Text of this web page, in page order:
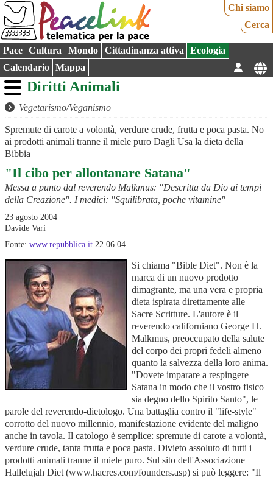
Chi siamo
Cerca
Pace Cultura Mondo Cittadinanza attiva
Ecologia
Calendario
Mappa
Diritti Animali
Vegetarismo/Veganismo
Spremute di carote a volontà, verdure crude, frutta e poca pasta. No
ai prodotti animali tranne il miele puro Dagli Usa la dieta della
Bibbia
"Il cibo per allontanare Satana"
Messa a punto dal reverendo Malkmus: "Descritta da Dio ai tempi
della Creazione". I medici: "Squilibrata, poche vitamine"
23 agosto 2004
Davide Varì
Fonte: www.repubblica.it 22.06.04
Si chiama "Bible Diet". Non è la
marca di un nuovo prodotto
dimagrante, ma una vera e propria
dieta ispirata direttamente alle
Sacre Scritture. L'autore è il
reverendo californiano George H.
Malkmus, preoccupato della salute
del corpo dei propri fedeli almeno
quanto la salvezza della loro anima.
"Dovete imparare a respingere
Satana in modo che il vostro fisico
sia degno dello Spirito Santo", le
parole del reverendo-dietologo. Una battaglia contro il "life-style"
corrotto del nuovo millennio, manifestazione evidente del maligno
anche in tavola. Il catologo è semplice: spremute di carote a volontà,
verdure crude, tanta frutta e poca pasta. Divieto assoluto di tutti i
prodotti animali tranne il miele puro. Sul sito dell'Associazione
Hallelujah Diet (www.hacres.com/founders.asp) si può leggere: "Il